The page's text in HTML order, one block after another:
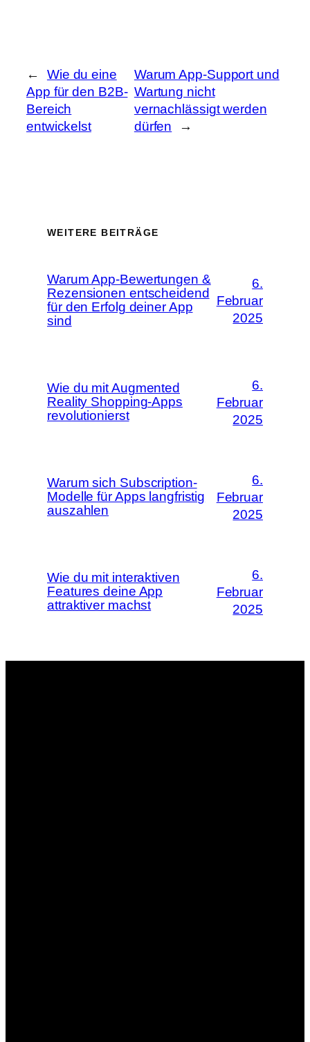
←
Wie du eine
App für den B2B-
Bereich
entwickelst
Warum App-Support und
Wartung nicht
vernachlässigt werden
dürfen
→
WEITERE BEITRÄGE
Warum App-Bewertungen &
Rezensionen entscheidend
für den Erfolg deiner App
sind
6.
Februar
2025
Wie du mit Augmented
Reality Shopping-Apps
revolutionierst
6.
Februar
2025
Warum sich Subscription-
Modelle für Apps langfristig
auszahlen
6.
Februar
2025
Wie du mit interaktiven
Features deine App
attraktiver machst
6.
Februar
2025